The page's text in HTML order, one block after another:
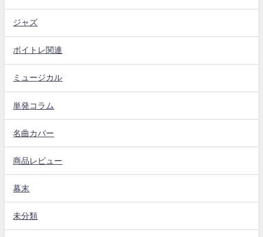
ジャズ
ボイトレ関連
ミュージカル
単発コラム
名曲カバー
商品レビュー
幕末
未分類